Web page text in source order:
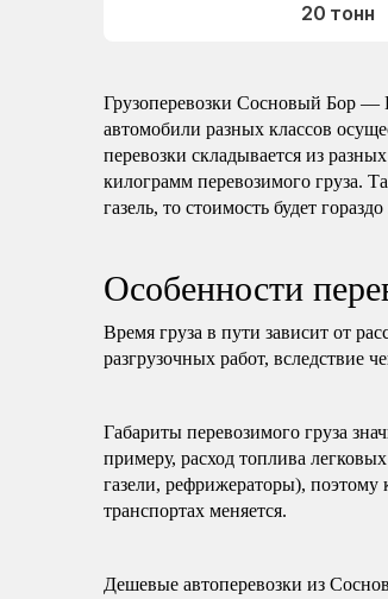
20 тонн
Грузоперевозки Сосновый Бор —
автомобили разных классов
перевозки складывается из
килограмм перевозимого груза.
газель, то стоимость будет
Особенности
Время груза в пути зависит от
разгрузочных работ, вследствие
Габариты перевозимого груза
примеру, расход топлива
газели, рефрижераторы), поэтому
транспортах меняется.
Дешевые автоперевозки из